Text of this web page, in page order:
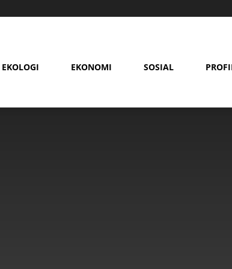
EKOLOGI EKONOMI SOSIAL